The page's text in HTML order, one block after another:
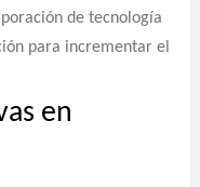
de tecnología
para incrementar el
en